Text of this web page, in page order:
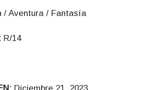
/ Aventura / Fantasía
R/14